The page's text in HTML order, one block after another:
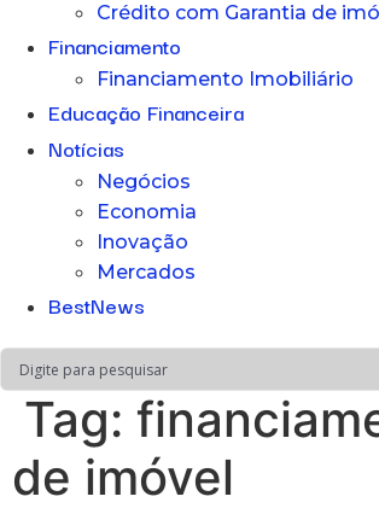
Crédito com Garantia de
Financiamento
Financiamento Imobiliário
Educação Financeira
Notícias
Negócios
Economia
Inovação
Mercados
BestNews
Tag:
de imóvel